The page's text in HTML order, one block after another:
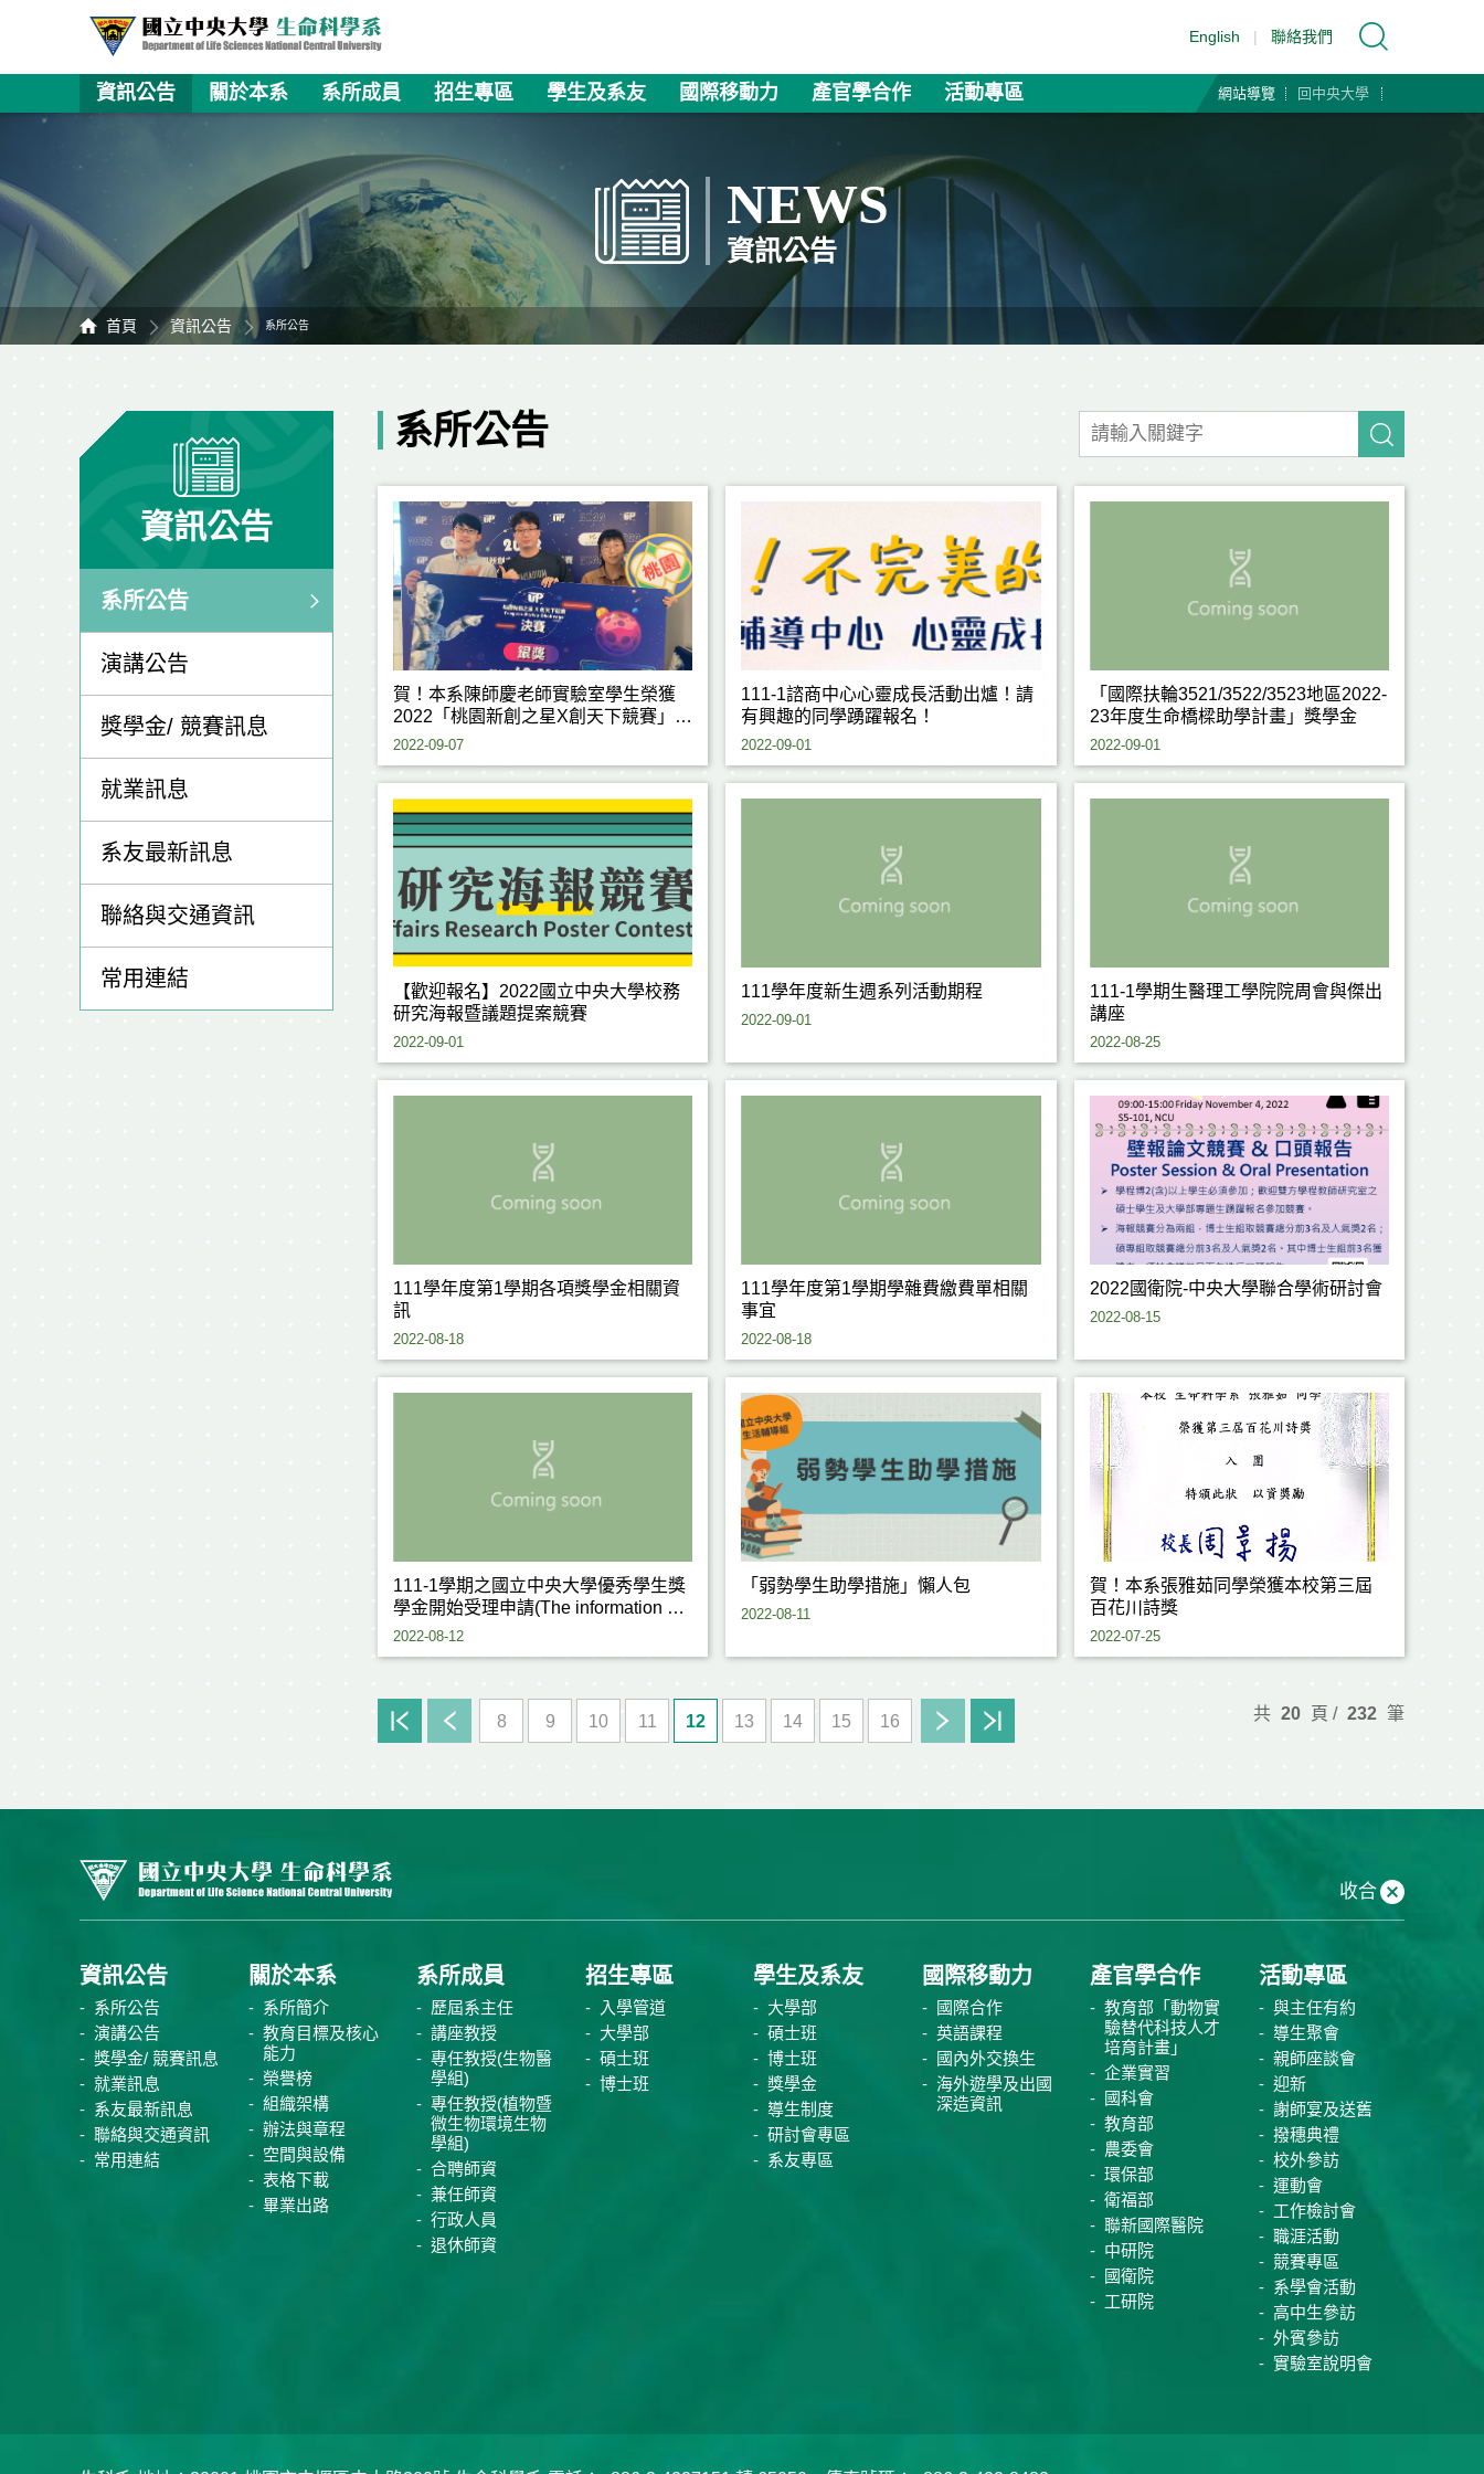
English | 聯絡我們
資訊公告 關於本系 系所成員 招生專區 學生及系友 國際移動力 產官學合作 活動專區 網站導覽 回中央大學
NEWS
資訊公告
首頁 資訊公告 系所公告
資訊公告
系所公告
演講公告
獎學金/ 競賽訊息
就業訊息
系友最新訊息
聯絡與交通資訊
常用連結
系所公告
賀！本系陳師慶老師實驗室學生榮獲
2022「桃園新創之星X創天下競賽」
新創企業組 銀獎
2022-09-07
111-1諮商中心心靈成長活動出爐！請
有興趣的同學踴躍報名！
2022-09-01
「國際扶輪3521/3522/3523地區2022-
23年度生命橋樑助學計畫」獎學金
2022-09-01
【歡迎報名】2022國立中央大學校務
研究海報暨議題提案競賽
2022-09-01
111學年度新生週系列活動期程
2022-09-01
111-1學期生醫理工學院院周會與傑出
講座
2022-08-25
111學年度第1學期各項獎學金相關資
訊
2022-08-18
111學年度第1學期學雜費繳費單相關
事宜
2022-08-18
2022國衛院-中央大學聯合學術研討會
2022-08-15
111-1學期之國立中央大學優秀學生獎
學金開始受理申請(The information on
the Scholarship for Excellent Students
2022-08-12
「弱勢學生助學措施」懶人包
2022-08-11
賀！本系張雅茹同學榮獲本校第三屆
百花川詩獎
2022-07-25
8 9 10 11 12 13 14 15 16 共 20 頁 / 232 筆
收合
資訊公告
系所公告
演講公告
獎學金/ 競賽訊息
就業訊息
系友最新訊息
聯絡與交通資訊
常用連結
關於本系
系所簡介
教育目標及核心
能力
榮譽榜
組織架構
辦法與章程
空間與設備
表格下載
畢業出路
系所成員
歷屆系主任
講座教授
專任教授(生物醫
學組)
專任教授(植物暨
微生物環境生物
學組)
合聘師資
兼任師資
行政人員
退休師資
招生專區
入學管道
大學部
碩士班
博士班
學生及系友
大學部
碩士班
博士班
獎學金
導生制度
研討會專區
系友專區
國際移動力
國際合作
英語課程
國內外交換生
海外遊學及出國
深造資訊
產官學合作
教育部「動物實
驗替代科技人才
培育計畫」
企業實習
國科會
教育部
農委會
環保部
衛福部
聯新國際醫院
中研院
國衛院
工研院
活動專區
與主任有約
導生聚會
親師座談會
迎新
謝師宴及送舊
撥穗典禮
校外參訪
運動會
工作檢討會
職涯活動
競賽專區
系學會活動
高中生參訪
外賓參訪
實驗室說明會